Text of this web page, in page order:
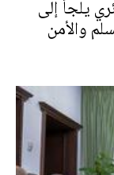
يلجأ إلى
والأمن